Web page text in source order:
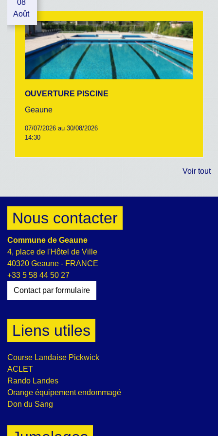
08
Août
OUVERTURE PISCINE
Geaune
07/07/2026 au 30/08/2026
14:30
Voir tout
Nous contacter
Commune de Geaune
4, place de l'Hôtel de Ville
40320 Geaune - FRANCE
+33 5 58 44 50 27
Contact par formulaire
Liens utiles
Course Landaise Pickwick
ACLET
Rando Landes
Orange équipement endommagé
Don du Sang